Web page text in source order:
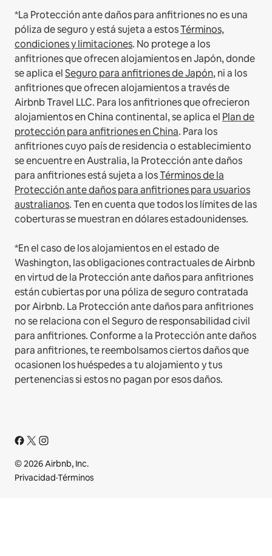
*La Protección ante daños para anfitriones no es una
póliza de seguro y está sujeta a estosTérminos,
condiciones y limitaciones. No protege a los
anfitriones que ofrecen alojamientos en Japón, donde
se aplica elSeguro para anfitriones de Japón, ni a los
anfitriones que ofrecen alojamientos a través de
Airbnb Travel LLC. Para los anfitriones que ofrecieron
alojamientos en China continental, se aplica el Plan de
protección para anfitriones en China. Para los
anfitriones cuyo país de residencia o establecimiento
se encuentre en Australia, la Protección ante daños
para anfitriones está sujeta a losTérminos de la
Protección ante daños para anfitriones para usuarios
australianos. Ten en cuenta que todos los límites de las
coberturas se muestran en dólares estadounidenses.
*En el caso de los alojamientos en el estado de
Washington, las obligaciones contractuales de Airbnb
en virtud de la Protección ante daños para anfitriones
están cubiertas por una póliza de seguro contratada
por Airbnb. La Protección ante daños para anfitriones
no se relaciona con el Seguro de responsabilidad civil
para anfitriones. Conforme a la Protección ante daños
para anfitriones, te reembolsamos ciertos daños que
ocasionen los huéspedes a tu alojamiento y tus
pertenencias si estos no pagan por esos daños.
© 2026 Airbnb, Inc.
Privacidad·Términos